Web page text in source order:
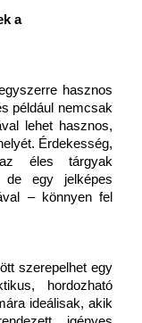
a
hasznos
például nemcsak
lehet hasznos,
Érdekesség,
éles tárgyak
de egy jelképes
– könnyen fel
szerepelhet egy
hordozható
ideálisak, akik